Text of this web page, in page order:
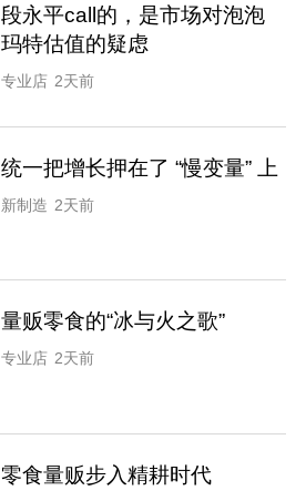
段永平call的，是市场对泡泡
玛特估值的疑虑
专业店 2天前
统一把增长押在了 “慢变量” 上
新制造 2天前
量贩零食的“冰与火之歌”
专业店 2天前
零食量贩步入精耕时代